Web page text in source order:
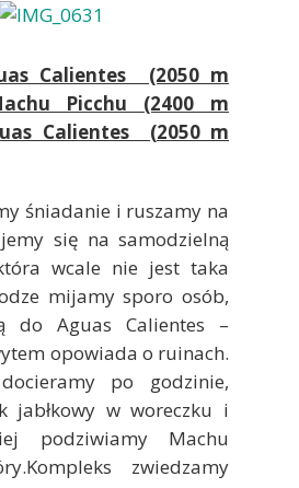
Calientes (2050 m
Picchu (2400 m
Calientes (2050 m
śniadanie i ruszamy na
się na samodzielną
wcale nie jest taka
mijamy sporo osób,
do Aguas Calientes –
opowiada o ruinach.
po godzinie,
jabłkowy w woreczku i
podziwiamy Machu
zwiedzamy